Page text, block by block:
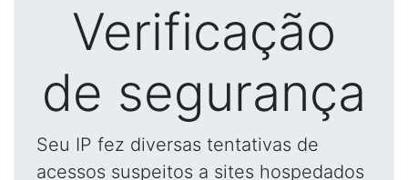
Verificação
de segurança
Seu IP fez diversas tentativas de
acessos suspeitos a sites hospedados